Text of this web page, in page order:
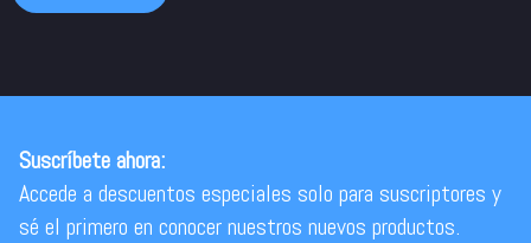
Suscríbete ahora:
Accede a descuentos especiales solo para suscriptores y
sé el primero en conocer nuestros nuevos productos.